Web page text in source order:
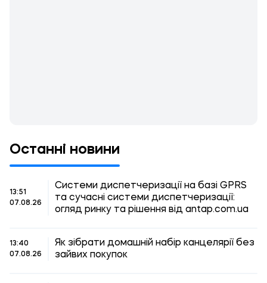
Останні новини
13:51
07.08.26
Системи диспетчеризації на базі GPRS
та сучасні системи диспетчеризації:
огляд ринку та рішення від antap.com.ua
13:40
07.08.26
Як зібрати домашній набір канцелярії без
зайвих покупок